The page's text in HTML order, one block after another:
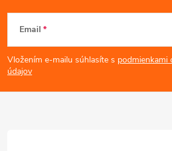
Z
á
p
Email
Vložením e-mailu súhlasíte s podmienkami
údajov